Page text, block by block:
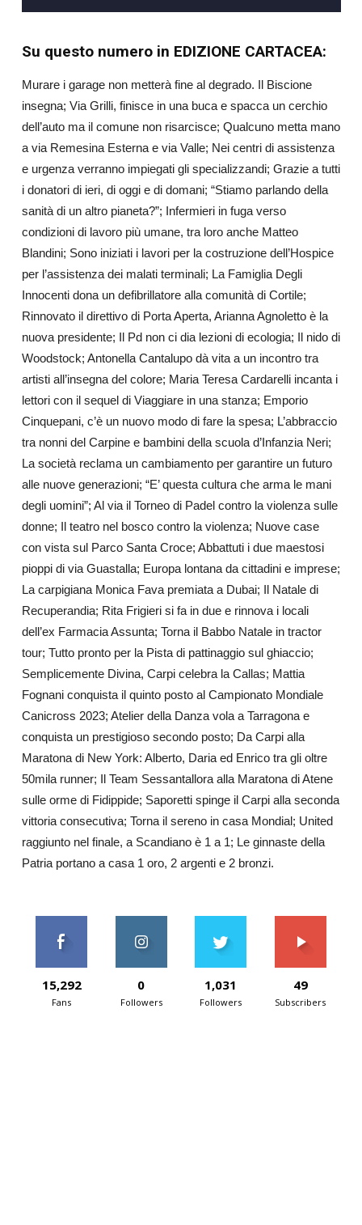
Su questo numero in EDIZIONE CARTACEA:
Murare i garage non metterà fine al degrado. Il Biscione
insegna; Via Grilli, finisce in una buca e spacca un cerchio
dell’auto ma il comune non risarcisce; Qualcuno metta mano
a via Remesina Esterna e via Valle; Nei centri di assistenza
e urgenza verranno impiegati gli specializzandi; Grazie a tutti
i donatori di ieri, di oggi e di domani; “Stiamo parlando della
sanità di un altro pianeta?”; Infermieri in fuga verso
condizioni di lavoro più umane, tra loro anche Matteo
Blandini; Sono iniziati i lavori per la costruzione dell’Hospice
per l’assistenza dei malati terminali; La Famiglia Degli
Innocenti dona un defibrillatore alla comunità di Cortile;
Rinnovato il direttivo di Porta Aperta, Arianna Agnoletto è la
nuova presidente; Il Pd non ci dia lezioni di ecologia; Il nido di
Woodstock; Antonella Cantalupo dà vita a un incontro tra
artisti all’insegna del colore; Maria Teresa Cardarelli incanta i
lettori con il sequel di Viaggiare in una stanza; Emporio
Cinquepani, c’è un nuovo modo di fare la spesa; L’abbraccio
tra nonni del Carpine e bambini della scuola d’Infanzia Neri;
La società reclama un cambiamento per garantire un futuro
alle nuove generazioni; “E’ questa cultura che arma le mani
degli uomini”; Al via il Torneo di Padel contro la violenza sulle
donne; Il teatro nel bosco contro la violenza; Nuove case
con vista sul Parco Santa Croce; Abbattuti i due maestosi
pioppi di via Guastalla; Europa lontana da cittadini e imprese;
La carpigiana Monica Fava premiata a Dubai; Il Natale di
Recuperandia; Rita Frigieri si fa in due e rinnova i locali
dell’ex Farmacia Assunta; Torna il Babbo Natale in tractor
tour; Tutto pronto per la Pista di pattinaggio sul ghiaccio;
Semplicemente Divina, Carpi celebra la Callas; Mattia
Fognani conquista il quinto posto al Campionato Mondiale
Canicross 2023; Atelier della Danza vola a Tarragona e
conquista un prestigioso secondo posto; Da Carpi alla
Maratona di New York: Alberto, Daria ed Enrico tra gli oltre
50mila runner; Il Team Sessantallora alla Maratona di Atene
sulle orme di Fidippide; Saporetti spinge il Carpi alla seconda
vittoria consecutiva; Torna il sereno in casa Mondial; United
raggiunto nel finale, a Scandiano è 1 a 1; Le ginnaste della
Patria portano a casa 1 oro, 2 argenti e 2 bronzi.
15,292
Fans
0
Followers
1,031
Followers
49
Subscribers